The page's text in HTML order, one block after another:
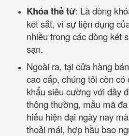
Khóa thẻ từ: Là dòng
két sắt, vì sự tiện dụng
nhiều trong các dòng két
sạn.
Ngoài ra, tại cửa hàng
cao cấp, chúng tôi còn có
khẩu siêu cường với đầy
thông thường, mẫu mã
hiếu hiện đại ngày nay
thoải mái, hợp hầu bao